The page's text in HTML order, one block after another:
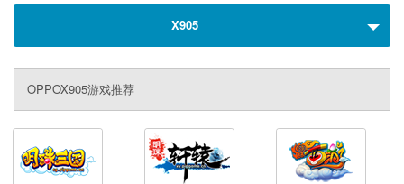
X905
OPPOX905游戏推荐